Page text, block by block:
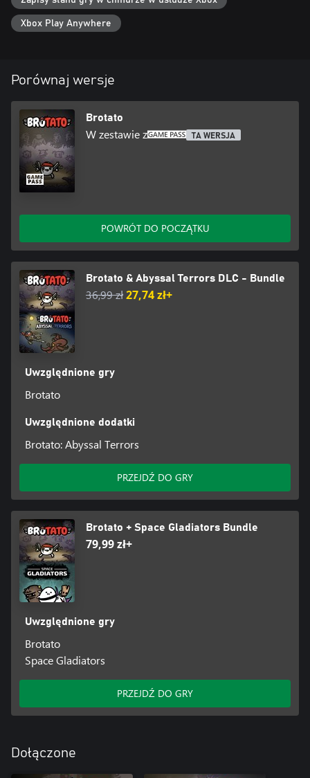
Xbox Play Anywhere
Porównaj wersje
Brotato
W zestawie z TA WERSJA
POWRÓT DO POCZĄTKU
Brotato & Abyssal Terrors DLC - Bundle
36,99 zł27,74 zł+
Uwzględnione gry
Brotato
Uwzględnione dodatki
Brotato: Abyssal Terrors
PRZEJDŹ DO GRY
Brotato + Space Gladiators Bundle
79,99 zł+
Uwzględnione gry
Brotato
Space Gladiators
PRZEJDŹ DO GRY
Dołączone